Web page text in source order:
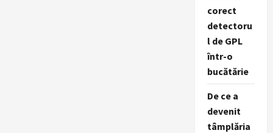
corect
detectoru
l de GPL
într-o
bucătărie
De ce a
devenit
tâmplăria